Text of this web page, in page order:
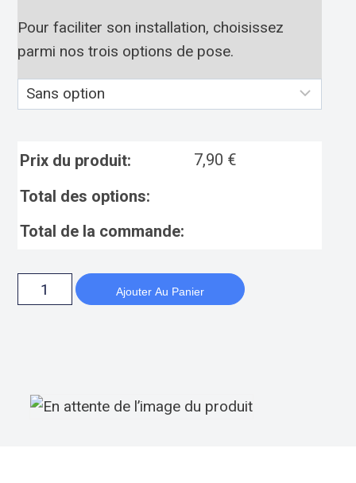
Pour faciliter son installation, choisissez
parmi nos trois options de pose.
Prix du produit: 7,90 €
Total des options:
Total de la commande:
Ajouter Au Panier